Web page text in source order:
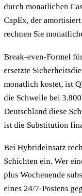
durch monatlichen
CapEx, der
rechnen Sie
Break-even-Formel
ersetzte
monatlich kostet, ist
die Schwelle bei
Deutschland diese
ist die Substitution
Bei Hybrideinsatz
Schichten ein. Wer
plus Wochenende
eines 24/7-Postens